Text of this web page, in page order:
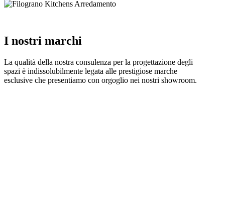
I nostri marchi
La qualità della nostra consulenza per la progettazione degli
spazi è indissolubilmente legata alle prestigiose marche
esclusive che presentiamo con orgoglio nei nostri showroom.